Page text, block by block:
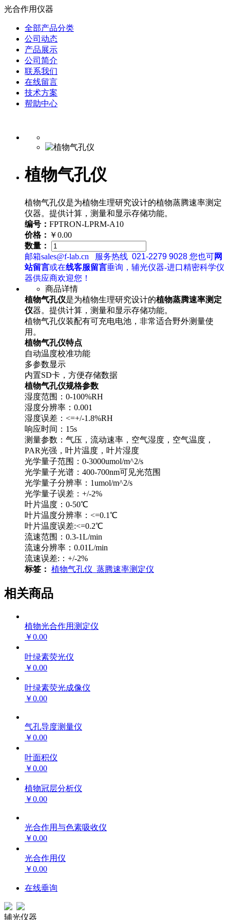
光合作用仪器
全部产品分类
公司动态
产品展示
公司简介
联系我们
在线留言
技术方案
帮助中心
植物气孔仪
植物气孔仪是为植物生理研究设计的植物蒸腾速率测定
仪器。提供计算，测量和显示存储功能。
编号： FPTRON-LPRM-A10
价格： ￥0.00
数量：
邮箱sales@f-lab.cn
服务热线 021-2279 9028 您也可网
站留言或在线客服留言垂询，辅光仪器-进口精密科学仪
器供应商欢迎您！
商品详情
植物气孔仪是为植物生理研究设计的植物蒸腾速率测定
仪器。提供计算，测量和显示存储功能。
植物气孔仪装配有可充电电池，非常适合野外测量使
用。
植物气孔仪特点
自动温度校准功能
多参数显示
内置SD卡，方便存储数据
植物气孔仪规格参数
湿度范围：0-100%RH
湿度分辨率：0.001
湿度误差：<=+/-1.8%RH
响应时间：15s
测量参数：气压，流动速率，空气湿度，空气温度，
PAR光强，叶片温度，叶片湿度
光学量子范围：0-3000umol/m^2/s
光学量子光谱：400-700nm可见光范围
光学量子分辨率：1umol/m^2/s
光学量子误差：+/-2%
叶片温度：0-50℃
叶片温度分辨率：<=0.1℃
叶片温度误差:<=0.2℃
流速范围：0.3-1L/min
流速分辨率：0.01L/min
流速误差:：+/-2%
标签： 植物气孔仪_蒸腾速率测定仪
相关商品
植物光合作用测定仪
￥0.00
叶绿素荧光仪
￥0.00
叶绿素荧光成像仪
￥0.00
气孔导度测量仪
￥0.00
叶面积仪
￥0.00
植物冠层分析仪
￥0.00
光合作用与色素吸收仪
￥0.00
光合作用仪
￥0.00
在线垂询
辅光仪器